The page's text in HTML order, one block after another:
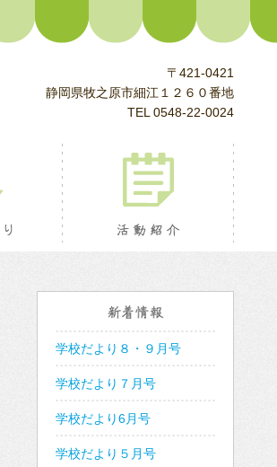
〒421-0421
静岡県牧之原市細江１２６０番地
TEL 0548-22-0024
校長室より 活動紹介
学校だより８・９月号
学校だより７月号
学校だより6月号
学校だより５月号